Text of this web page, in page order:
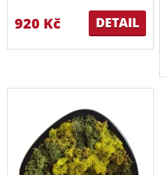
DETAIL
920 Kč